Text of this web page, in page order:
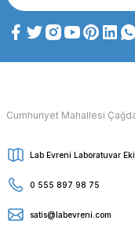
Cumhuriyet Mahallesi
Lab Evreni Laboratuvar
0 555 897 98 75
satis@labevreni.com